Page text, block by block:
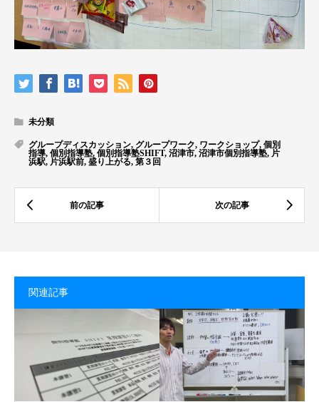
未分類
グループディスカッション, グループワーク, ワークショップ, 個別
指導, 個別指導塾, 個別指導塾SHIFT, 沼津市, 沼津市個別指導塾, 片
浜駅, 片浜駅前, 盛り上がる, 第３回
関連記事